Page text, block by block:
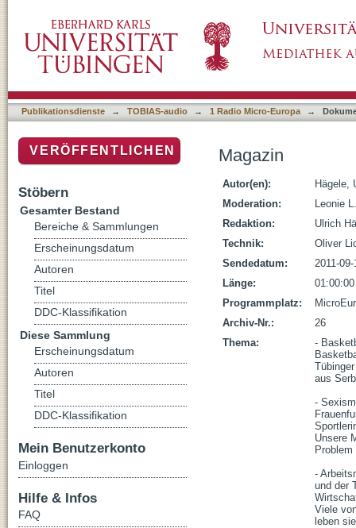
Publikationsdienste → TOBIAS-audio → 1 Radio Micro-Europa →
Magazin
Autor(en):
Hägele,
Moderation:
Leonie
Redaktion:
Ulrich
Technik:
Oliver
Sendedatum:
2011-09-
Länge:
01:00:00
Programmplatz:
Archiv-Nr.:
26
Thema:
-
aus
-
Unsere
-
und der
Viele
leben
VERÖFFENTLICHEN
Stöbern
Gesamter Bestand
Bereiche & Sammlungen
Erscheinungsdatum
Autoren
Titel
DDC-Klassifikation
Diese Sammlung
Erscheinungsdatum
Autoren
Titel
DDC-Klassifikation
Mein Benutzerkonto
Einloggen
Hilfe & Infos
FAQ